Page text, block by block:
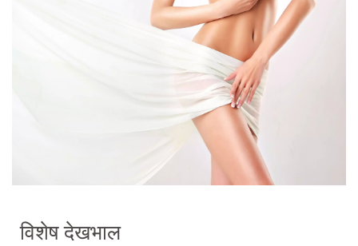
विशेष देखभाल